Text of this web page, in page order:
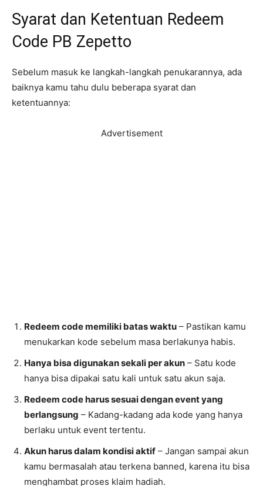
Syarat dan Ketentuan Redeem
Code PB Zepetto
Sebelum masuk ke langkah-langkah penukarannya, ada
baiknya kamu tahu dulu beberapa syarat dan
ketentuannya:
Advertisement
Redeem code memiliki batas waktu – Pastikan kamu
menukarkan kode sebelum masa berlakunya habis.
Hanya bisa digunakan sekali per akun – Satu kode
hanya bisa dipakai satu kali untuk satu akun saja.
Redeem code harus sesuai dengan event yang
berlangsung – Kadang-kadang ada kode yang hanya
berlaku untuk event tertentu.
Akun harus dalam kondisi aktif – Jangan sampai akun
kamu bermasalah atau terkena banned, karena itu bisa
menghambat proses klaim hadiah.